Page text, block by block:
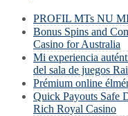
PROFIL MTs NU
Bonus Spins and
Casino for Australia
Mi experiencia
del sala de juegos
Prémium online
Quick Payouts Safe
Rich Royal Casino